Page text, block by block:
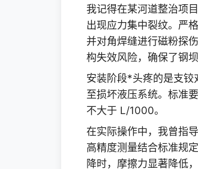
我记得在某河道整治项
出现应力集中裂纹。严
并对角焊缝进行磁粉探
构失效风险，确保了钢
安装阶段*头疼的是支铰
至损坏液压系统。标准
不大于 L/1000。
在实际操作中，我曾指
高精度测量结合标准规
降时，摩擦力显著降低